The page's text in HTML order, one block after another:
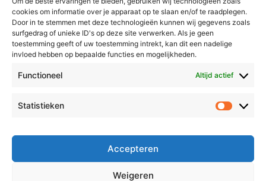
cookies om informatie over je apparaat op te slaan en/of te raadplegen.
Door in te stemmen met deze technologieën kunnen wij gegevens zoals
surfgedrag of unieke ID's op deze site verwerken. Als je geen
toestemming geeft of uw toestemming intrekt, kan dit een nadelige
invloed hebben op bepaalde functies en mogelijkheden.
Functioneel Altijd actief
Statistieken
Accepteren
Weigeren
Leudal
Maasgouw
Echt-Susteren
Radio & TV